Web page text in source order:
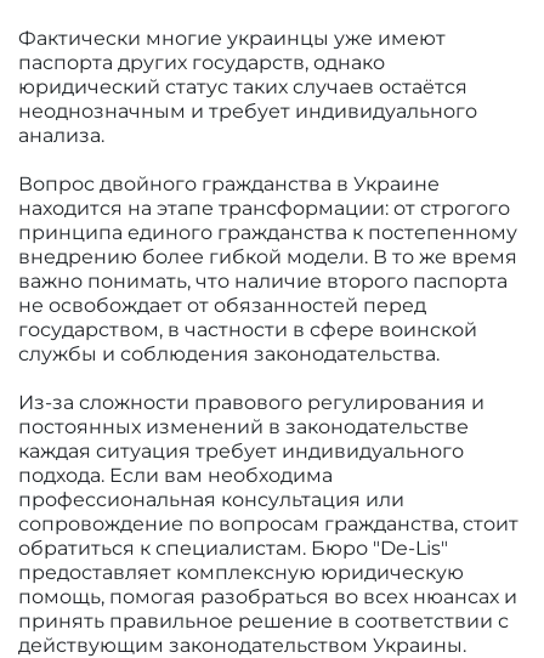
Фактически многие украинцы уже имеют
паспорта других государств, однако
юридический статус таких случаев остаётся
неоднозначным и требует индивидуального
анализа.
Вопрос двойного гражданства в Украине
находится на этапе трансформации: от строгого
принципа единого гражданства к постепенному
внедрению более гибкой модели. В то же время
важно понимать, что наличие второго паспорта
не освобождает от обязанностей перед
государством, в частности в сфере воинской
службы и соблюдения законодательства.
Из-за сложности правового регулирования и
постоянных изменений в законодательстве
каждая ситуация требует индивидуального
подхода. Если вам необходима
профессиональная консультация или
сопровождение по вопросам гражданства, стоит
обратиться к специалистам. Бюро "De-Lis"
предоставляет комплексную юридическую
помощь, помогая разобраться во всех нюансах и
принять правильное решение в соответствии с
действующим законодательством Украины.